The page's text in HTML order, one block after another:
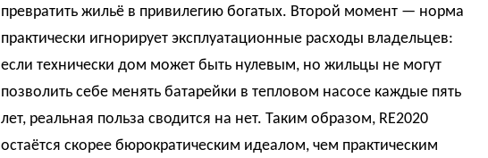
превратить жильё в привилегию богатых. Второй момент — норма
практически игнорирует эксплуатационные расходы владельцев:
если технически дом может быть нулевым, но жильцы не могут
позволить себе менять батарейки в тепловом насосе каждые пять
лет, реальная польза сводится на нет. Таким образом, RE2020
остаётся скорее бюрократическим идеалом, чем практическим